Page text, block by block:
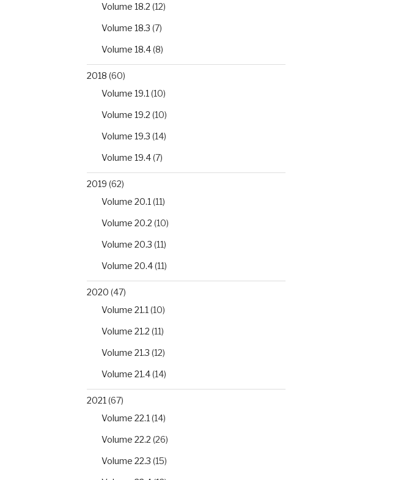
Volume 18.2 (12)
Volume 18.3 (7)
Volume 18.4(8)
2018 (60)
Volume 19.1 (10)
Volume 19.2 (10)
Volume 19.3 (14)
Volume 19.4(7)
2019 (62)
Volume 20.1 (11)
Volume 20.2 (10)
Volume 20.3 (11)
Volume 20.4(11)
2020 (47)
Volume 21.1 (10)
Volume 21.2 (11)
Volume 21.3 (12)
Volume 21.4(14)
2021 (67)
Volume 22.1 (14)
Volume 22.2 (26)
Volume 22.3 (15)